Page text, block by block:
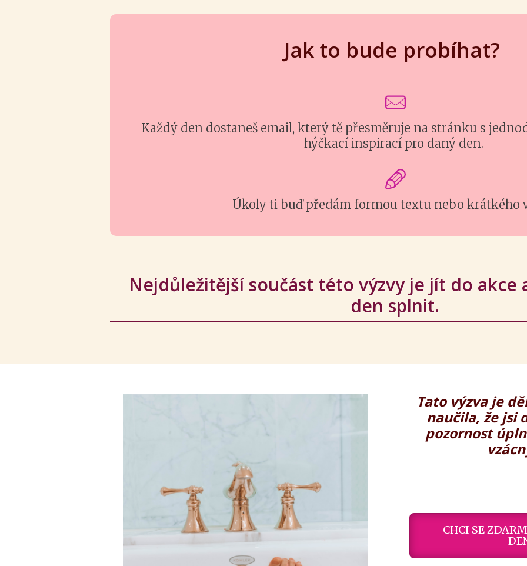
Jak to bude probíhat?
Každý den dostaneš email, který tě přesměruje na stránku s
hýčkací inspirací pro daný den.
Úkoly ti buď předám formou textu nebo krátkého
Nejdůležitější součást této výzvy je jít do akce
den splnit.
Tato výzva je
naučila, že jsi
pozornost
CHCI SE